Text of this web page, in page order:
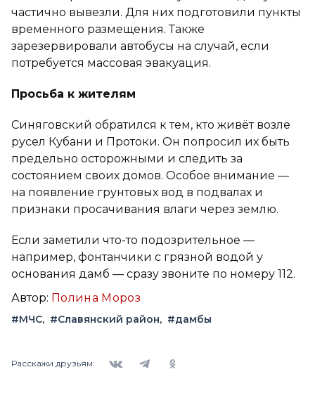
частично вывезли. Для них подготовили пункты
временного размещения. Также
зарезервировали автобусы на случай, если
потребуется массовая эвакуация.
Просьба к жителям
Синяговский обратился к тем, кто живёт возле
русел Кубани и Протоки. Он попросил их быть
предельно осторожными и следить за
состоянием своих домов. Особое внимание —
на появление грунтовых вод в подвалах и
признаки просачивания влаги через землю.
Если заметили что-то подозрительное —
например, фонтанчики с грязной водой у
основания дамб — сразу звоните по номеру 112.
Автор: Полина Мороз
#МЧС #Славянский район #дамбы
Расскажи друзьям: